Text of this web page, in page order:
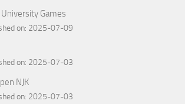
Games
on: 2025-07-09
on: 2025-07-03
NJK
on: 2025-07-03